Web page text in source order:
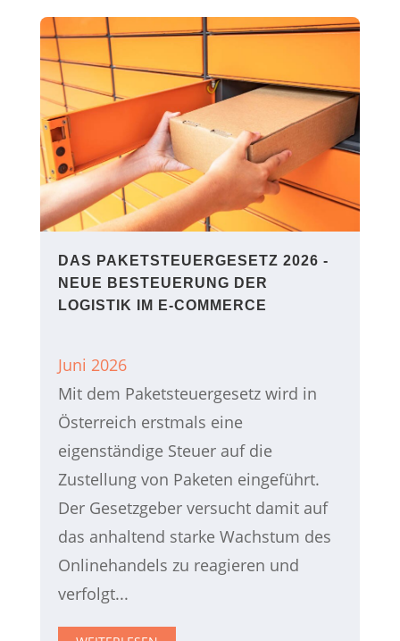
DAS PAKETSTEUERGESETZ 2026 -
NEUE BESTEUERUNG DER
LOGISTIK IM E-COMMERCE
Juni 2026
Mit dem Paketsteuergesetz wird in
Österreich erstmals eine
eigenständige Steuer auf die
Zustellung von Paketen eingeführt.
Der Gesetzgeber versucht damit auf
das anhaltend starke Wachstum des
Onlinehandels zu reagieren und
verfolgt...